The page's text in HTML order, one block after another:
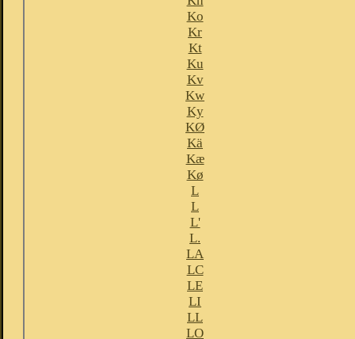
Ko
Kr
Kt
Ku
Kv
Kw
Ky
KØ
Kä
Kæ
Kø
L
L
L'
L.
LA
LC
LE
LI
LL
LO